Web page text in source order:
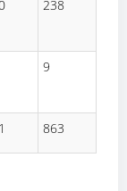
238
9
863